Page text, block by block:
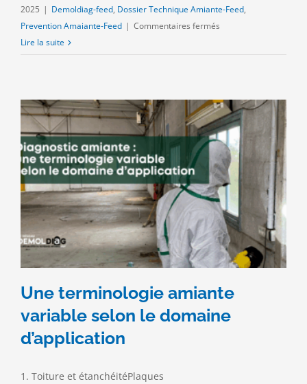
2025 | Demoldiag-feed, Dossier Technique Amiante-Feed,
Prevention Amaiante-Feed | Commentaires fermés
dans
l’industrie
Lire la suite
Une terminologie amiante
variable selon le domaine
d’application
1. Toiture et étanchéitéPlaques